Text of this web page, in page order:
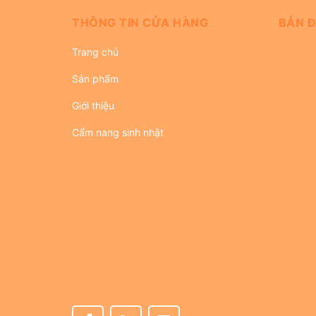
THÔNG TIN CỬA HÀNG
Trang chủ
Sản phẩm
Giới thiệu
Cẩm nang sinh nhật
BẢN